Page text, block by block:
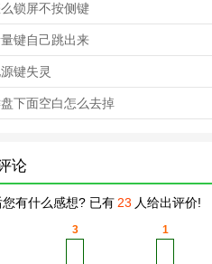
锁屏不按侧键
键自己跳出来
键失灵
下面空白怎么去掉
论
有什么感想? 已有 23 人给出评价!
3 1